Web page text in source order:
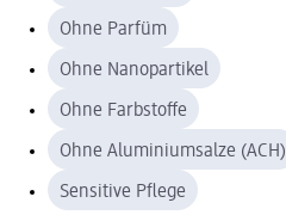
Ohne Parfüm
Ohne Nanopartikel
Ohne Farbstoffe
Ohne Aluminiumsalze (ACH)
Sensitive Pflege